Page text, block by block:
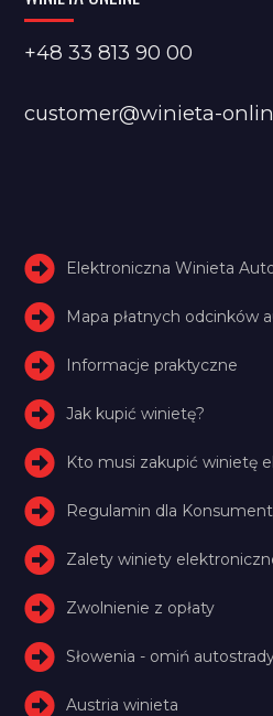
+48 33 813 90 00
customer@winieta-
Elektroniczna Winieta
Mapa płatnych odcinków
Informacje praktyczne
Jak kupić winietę?
Kto musi zakupić winietę
Regulamin dla
Zalety winiety
Zwolnienie z opłaty
Słowenia - omiń
Austria winieta